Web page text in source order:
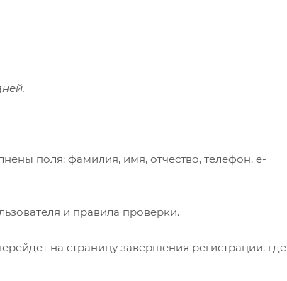
поля: фамилия, имя, отчество, телефон, e-
и правила проверки.
на страницу завершения регистрации, где